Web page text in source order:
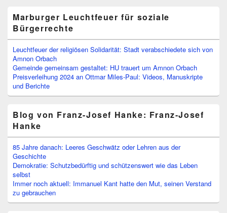
Marburger Leuchtfeuer für soziale
Bürgerrechte
Leuchtfeuer der religiösen Solidarität: Stadt verabschiedete sich von
Amnon Orbach
Gemeinde gemeinsam gestaltet: HU trauert um Amnon Orbach
Preisverleihung 2024 an Ottmar Miles-Paul: Videos, Manuskripte
und Berichte
Blog von Franz-Josef Hanke: Franz-Josef
Hanke
85 Jahre danach: Leeres Geschwätz oder Lehren aus der
Geschichte
Demokratie: Schutzbedürftig und schützenswert wie das Leben
selbst
Immer noch aktuell: Immanuel Kant hatte den Mut, seinen Verstand
zu gebrauchen